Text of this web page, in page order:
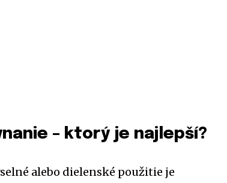
– ktorý je najlepší?
alebo dielenské použitie je